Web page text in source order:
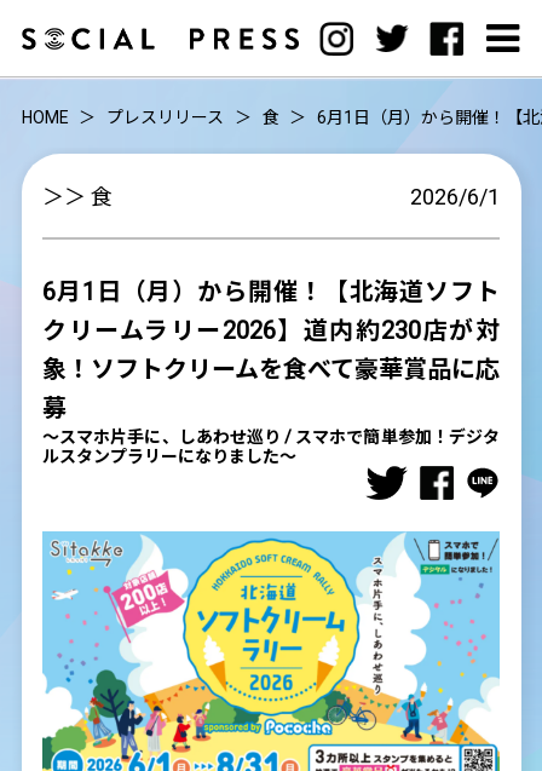
HOME プレスリリース 食 6月1日（月）から開催！【
＞＞ 食 2026/6/1
6月1日（月）から開催！【北海道ソフト
クリームラリー2026】道内約230店が対
象！ソフトクリームを食べて豪華賞品に応
募
～スマホ片手に、しあわせ巡り / スマホで簡単参加！デジタ
ルスタンプラリーになりました～